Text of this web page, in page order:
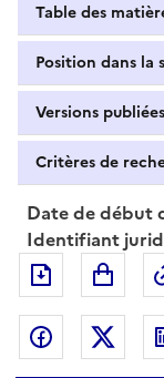
Table des
Position dans la
Versions publiées
Critères de
Date de début
Identifiant
Exporter
Partager